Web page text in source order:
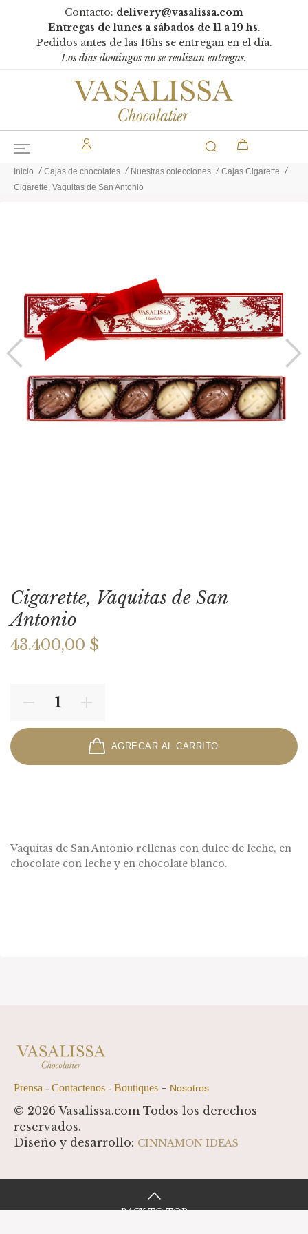
Contacto: delivery@vasalissa.com
Entregas de lunes a sábados de 11 a 19 hs.
Pedidos antes de las 16hs se entregan en el día.
Los días domingos no se realizan entregas.
Inicio Cajas de chocolates Nuestras colecciones
Cajas Cigarette
Cigarette, Vaquitas de San Antonio
Cigarette, Vaquitas de San
Antonio
43.400,00 $
AGREGAR AL CARRITO
Vaquitas de San Antonio rellenas con dulce de leche, en
chocolate con leche y en chocolate blanco.
Prensa - Contactenos - Boutiques - Nosotros
© 2026 Vasalissa.com Todos los derechos
reservados.
Diseño y desarrollo: CINNAMON IDEAS
BACK TO TOP